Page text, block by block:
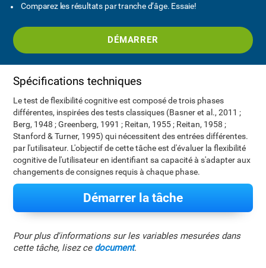
Comparez les résultats par tranche d’âge. Essaie!
DÉMARRER
Spécifications techniques
Le test de flexibilité cognitive est composé de trois phases
différentes, inspirées des tests classiques (Basner et al., 2011 ;
Berg, 1948 ; Greenberg, 1991 ; Reitan, 1955 ; Reitan, 1958 ;
Stanford & Turner, 1995) qui nécessitent des entrées différentes.
par l'utilisateur. L'objectif de cette tâche est d'évaluer la flexibilité
cognitive de l'utilisateur en identifiant sa capacité à s'adapter aux
changements de consignes requis à chaque phase.
Démarrer la tâche
Pour plus d'informations sur les variables mesurées dans
cette tâche, lisez ce document.